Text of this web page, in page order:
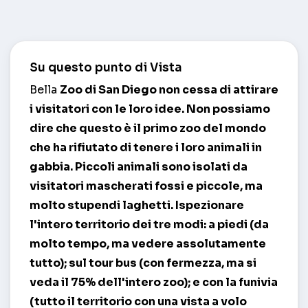
Su questo punto di Vista
Bella Zoo di San Diegonon cessa di attirare
i visitatori con le loro idee. Non possiamo
dire che questo è il primo zoo del mondo
che ha rifiutato di tenere i loro animali in
gabbia. Piccoli animali sono isolati da
visitatori mascherati fossi e piccole, ma
molto stupendi laghetti. Ispezionare
l'intero territorio dei tre modi: a piedi (da
molto tempo, ma vedere assolutamente
tutto); sul tour bus (con fermezza, ma si
veda il 75% dell'intero zoo); e con la funivia
(tutto il territorio con una vista a volo